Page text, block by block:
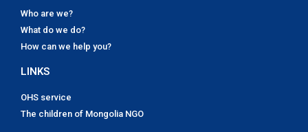
Who are we?
What do we do?
How can we help you?
LINKS
OHS service
The children of Mongolia NGO